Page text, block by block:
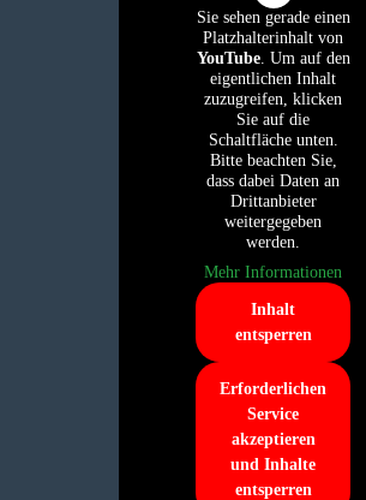
Sie sehen gerade einen
Platzhalterinhalt von
YouTube. Um auf den
eigentlichen Inhalt
zuzugreifen, klicken
Sie auf die
Schaltfläche unten.
Bitte beachten Sie,
dass dabei Daten an
Drittanbieter
weitergegeben
werden.
Mehr Informationen
Inhalt
entsperren
Erforderlichen
Service
akzeptieren
und Inhalte
entsperren